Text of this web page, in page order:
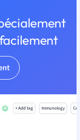
+ Add tag Immunology